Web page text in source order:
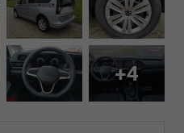
+4